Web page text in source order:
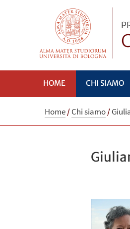
HOME CHI SIAMO
Home/Chi siamo/